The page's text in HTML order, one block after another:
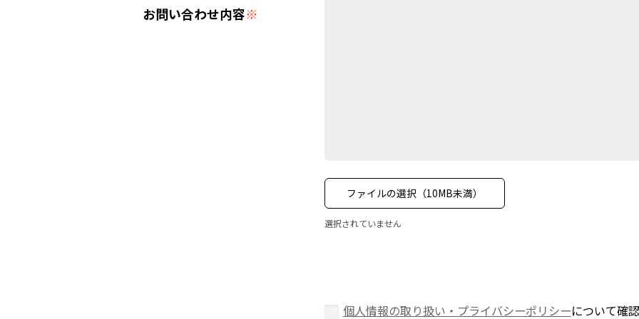
お問い合わせ内容※
ファイルの選択（10MB未満）
選択されていません
個人情報の取り扱い・プライバシーポリシーについて確